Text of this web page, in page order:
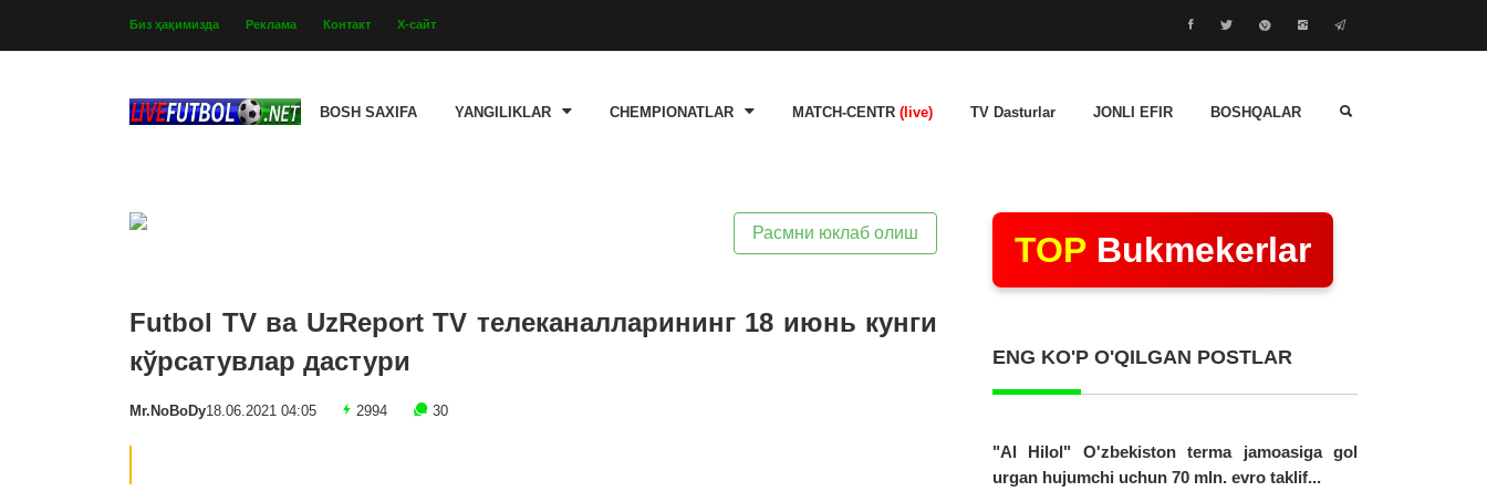
Биз ҳақимизда Реклама Контакт Х-сайт
BOSH SAXIFA YANGILIKLAR CHEMPIONATLAR MATCH-CENTR (live) TV Dasturlar JONLI EFIR BOSHQALAR
Расмни юклаб олиш
Futbol TV ва UzReport TV телеканалларининг 18 июнь кунги
кўрсатувлар дастури
Mr.NoBoDy18.06.2021 04:05 2994 30
TOP Bukmekerlar
ENG KO'P O'QILGAN POSTLAR
"Al Hilol" O'zbekiston terma jamoasiga gol
urgan hujumchi uchun 70 mln. evro taklif...